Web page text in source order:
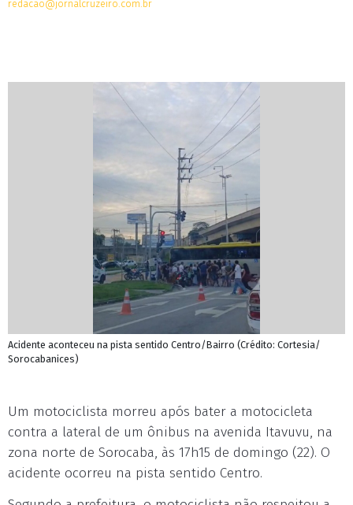
redacao@jornalcruzeiro.com.br
Acidente aconteceu na pista sentido Centro/Bairro (Crédito: Cortesia/
Sorocabanices)
Um motociclista morreu após bater a motocicleta
contra a lateral de um ônibus na avenida Itavuvu, na
zona norte de Sorocaba, às 17h15 de domingo (22). O
acidente ocorreu na pista sentido Centro.